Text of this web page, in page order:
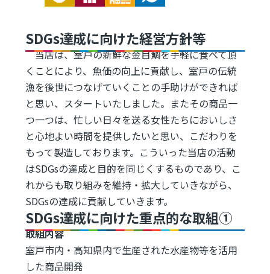
SDGs達成に向けた経営方針等
当店は、室戸の新鮮な金目鯛を手軽に食べて頂
くことにより、魚価の向上に貢献し、室戸の伝統
漁を後世につなげていくことの手助けができれば
と思い、スタートいたしました。またその商品一
つ一つは、忙しい日々を送る女性たちにおいしさ
と心地よい時間を提供したいと思い、こだわりを
もって製造しております。こういった当店の活動
はSDGsの達成と目的を同じくするものであり、こ
れからも取り組みを維持・拡大していきながら、
SDGsの達成に貢献していきます。
SDGs達成に向けた重点的な取組①
取組内容
室戸市内・高知県内で生産された水産物等を活用
した商品開発